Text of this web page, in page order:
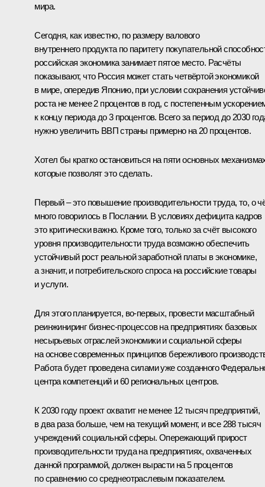
мира.
Сегодня, как известно, по размеру валового
внутреннего продукта по паритету покупательной
российская экономика занимает пятое место. Расчёты
показывают, что Россия может стать четвёртой экономикой
в мире, опередив Японию, при условии сохранения
роста не менее 2 процентов в год, с постепенным
к концу периода до 3 процентов. Всего за период до 2030
нужно увеличить ВВП страны примерно на 20 процентов.
Хотел бы кратко остановиться на пяти основных
которые позволят это сделать.
Первый – это повышение производительности труда, то, о
много говорилось в Послании. В условиях дефицита кадров
это критически важно. Кроме того, только за счёт высокого
уровня производительности труда возможно обеспечить
устойчивый рост реальной заработной платы в экономике,
а значит, и потребительского спроса на российские товары
и услуги.
Для этого планируется, во-первых, провести масштабный
реинжиниринг бизнес-процессов на предприятиях базовых
несырьевых отраслей экономики и социальной сферы
на основе современных принципов бережливого
Работа будет проведена силами уже созданного
центра компетенций и 60 региональных центров.
К 2030 году проект охватит не менее 12 тысяч предприятий,
в два раза больше, чем на текущий момент, и все 288 тысяч
учреждений социальной сферы. Опережающий прирост
производительности труда на предприятиях, охваченных
данной программой, должен вырасти на 5 процентов
по сравнению со среднеотраслевым показателем.